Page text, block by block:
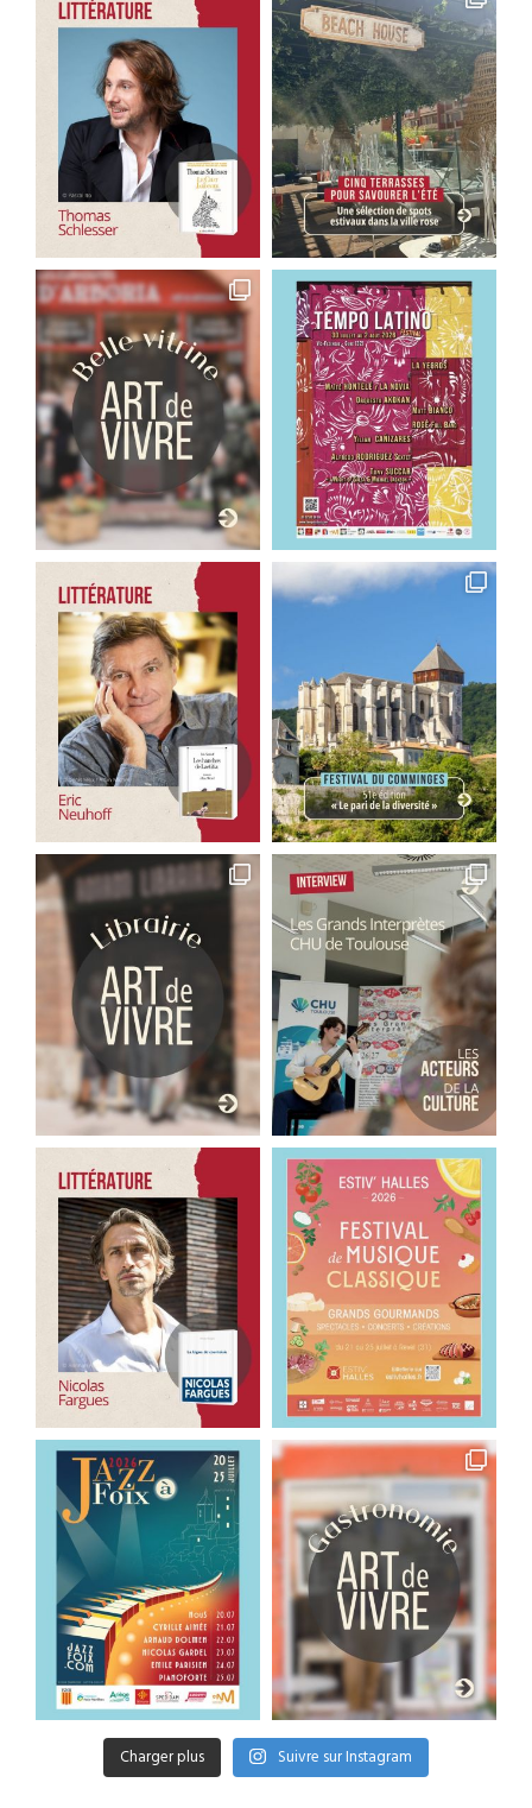
Charger plus Suivre sur Instagram